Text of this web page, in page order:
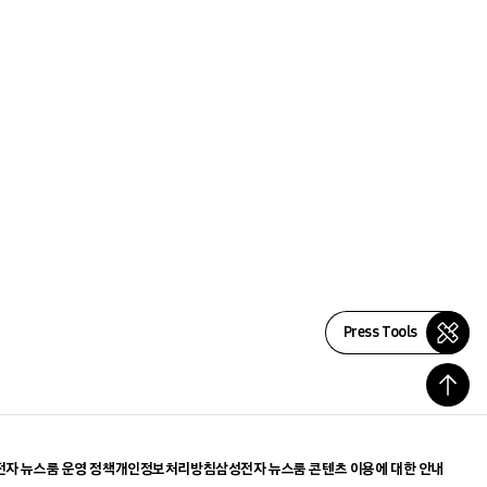
Press Tools
자 뉴스룸 운영 정책개인정보처리방침삼성전자 뉴스룸 콘텐츠 이용에 대한 안내